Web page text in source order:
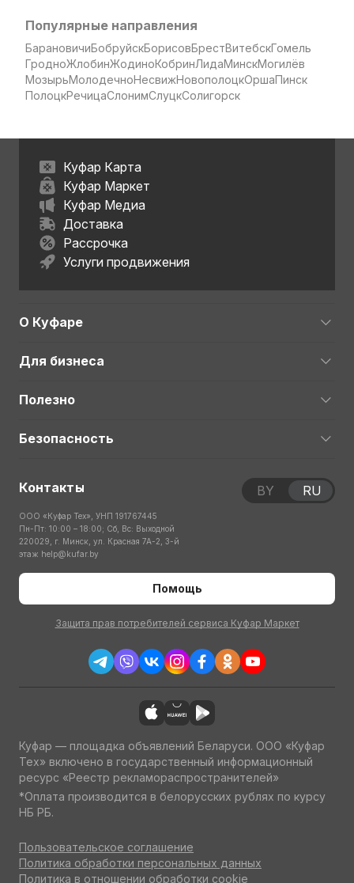
Популярные направления
БарановичиБобруйскБорисовБрестВитебскГомель
ГродноЖлобинЖодиноКобринЛидаМинскМогилёв
МозырьМолодечноНесвижНовополоцкОршаПинск
ПолоцкРечицаСлонимСлуцкСолигорск
Куфар Карта
Куфар Маркет
Куфар Медиа
Доставка
Рассрочка
Услуги продвижения
О Куфаре
Для бизнеса
Полезно
Безопасность
Контакты
ООО «Куфар Тех», УНП 191767445
Пн-Пт: 10:00 – 18:00; Сб, Вс: Выходной
220029, г. Минск, ул. Красная 7А-2, 3-й
этаж help@kufar.by
Помощь
Защита прав потребителей сервиса Куфар Маркет
BY RU
Куфар — площадка объявлений Беларуси. ООО «Куфар
Тех» включено в государственный информационный
ресурс «Реестр рекламораспространителей»
*Оплата производится в белорусских рублях по курсу
НБ РБ.
Пользовательское соглашение
Политика обработки персональных данных
Политика в отношении обработки cookie